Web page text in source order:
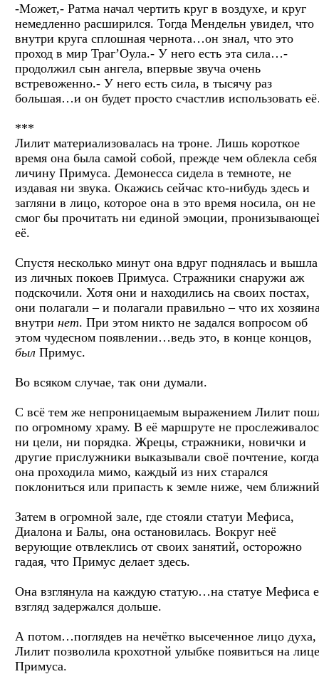
-Может,- Ратма начал чертить круг в воздухе, и круг
немедленно расширился. Тогда Мендельн увидел, что
внутри круга сплошная чернота…он знал, что это
проход в мир Траг’Оула.- У него есть эта сила…-
продолжил сын ангела, впервые звуча очень
встревоженно.- У него есть сила, в тысячу раз
большая…и он будет просто счастлив использовать
***
Лилит материализовалась на троне. Лишь короткое
время она была самой собой, прежде чем облекла
личину Примуса. Демонесса сидела в темноте, не
издавая ни звука. Окажись сейчас кто-нибудь здесь и
загляни в лицо, которое она в это время носила, он не
смог бы прочитать ни единой эмоции,
её.
Спустя несколько минут она вдруг поднялась и вышла
из личных покоев Примуса. Стражники снаружи аж
подскочили. Хотя они и находились на своих постах,
они полагали – и полагали правильно – что их
внутри нет. При этом никто не задался вопросом об
этом чудесном появлении…ведь это, в конце концов,
был Примус.
Во всяком случае, так они думали.
С всё тем же непроницаемым выражением Лилит
по огромному храму. В её маршруте не
ни цели, ни порядка. Жрецы, стражники, новички и
другие прислужники выказывали своё почтение, когда
она проходила мимо, каждый из них старался
поклониться или припасть к земле ниже, чем
Затем в огромной зале, где стояли статуи Мефиса,
Диалона и Балы, она остановилась. Вокруг неё
верующие отвлеклись от своих занятий, осторожно
гадая, что Примус делает здесь.
Она взглянула на каждую статую…на статуе Мефиса
взгляд задержался дольше.
А потом…поглядев на нечётко высеченное лицо духа,
Лилит позволила крохотной улыбке появиться на лице
Примуса.